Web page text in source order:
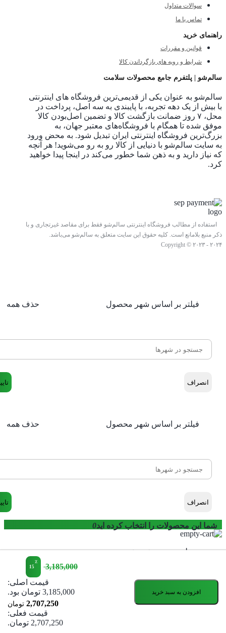
٪
15
3,185,000
قیمت اصلی:
3,185,000 تومان بود.
2,707,250 تومان
قیمت فعلی:
2,707,250 تومان.
افزودن به سبد خرید
سوالات متداول
تماس با ما
راهنمای خرید
قوانین و مقررات
شرایط و رویه های بازگرداندن کالا
سالم‌شو | پلتفرم جامع محصولات سلامت
سالم‌شو به عنوان یکی از قدیمی‌ترین فروشگاه های اینترنتی
با بیش از یک دهه تجربه، با پایبندی به سه اصل، پرداخت در
محل، ۷ روز ضمانت بازگشت کالا و تضمین اصل‌بودن کالا
موفق شده تا همگام با فروشگاه‌های معتبر جهان، به
بزرگ‌ترین فروشگاه اینترنتی ایران تبدیل شود. به محض ورود
به سایت سالم‌شو با دنیایی از کالا رو به رو می‌شوید! هر آنچه
که نیاز دارید و به ذهن شما خطور می‌کند در اینجا پیدا خواهید
کرد.
استفاده از مطالب فروشگاه اینترنتی سالم‌شو فقط برای مقاصد غیرتجاری و با
ذکر منبع بلامانع است. کلیه حقوق این سایت متعلق به سالم‌شو می‌باشد.
Copyright © ۲۰۲۳ - ۲۰۲۴
فیلتر بر اساس شهر محصول حذف همه
انصراف
فیلتر بر اساس شهر محصول حذف همه
انصراف
شما این محصولات را انتخاب کرده اید0
هیچ محصولی در سبد خرید نیست.
جهت مشاهده محصولات بیشتر به صفحات زیر مراجعه نمایید.
صفحه اصلی
فروشگاه